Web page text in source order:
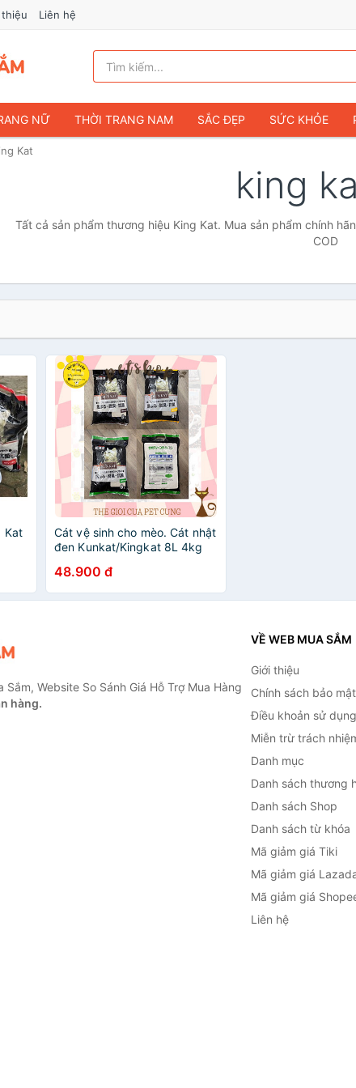
Liên hệ
NỮ THỜI TRANG NAM SẮC ĐẸP SỨC KHỎE
DU LỊCH & HÀNH LÝ
THỜI TRANG TRẺ EM & TRẺ SƠ SINH
VĂN PHÒNG PHẨM SỞ THÍCH & SƯU TẦM Ô TÔ
Kat
king
Tất cả sản phẩm thương hiệu King Kat. Mua sản phẩm chính
COD
Kat
Cát vệ sinh cho mèo. Cát nhật
đen Kunkat/Kingkat 8L 4kg
48.900 đ
Sắm, Website So Sánh Giá Hỗ Trợ Mua Hàng
hàng.
VỀ WEB MUA SẮM
Giới thiệu
Chính sách bảo mật
Điều khoản sử dụng
Miễn trừ trách
Danh mục
Danh sách thương
Danh sách Shop
Danh sách từ khóa
Mã giảm giá Tiki
Mã giảm giá
Mã giảm giá
Liên hệ